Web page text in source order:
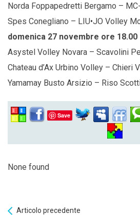
Norda Foppapedretti Bergamo –
Spes Conegliano – LIU•JO Volley
domenica 27 novembre ore 18.00
Asystel Volley Novara – Scavolini
Chateau d’Ax Urbino Volley – Chieri
Yamamay Busto Arsizio – Riso
Save
None found
Articolo precedente